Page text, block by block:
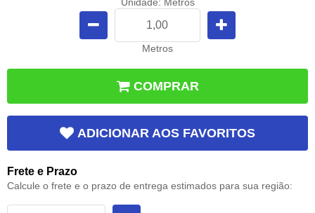
Metros
COMPRAR
ADICIONAR AOS FAVORITOS
Frete e Prazo
Calcule o frete e o prazo de entrega estimados para sua região: